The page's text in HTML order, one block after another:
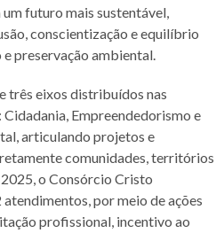
futuro mais sustentável,
conscientização e equilíbrio
preservação ambiental.
três eixos distribuídos nas
Empreendedorismo e
articulando projetos e
comunidades, territórios
o Consórcio Cristo
por meio de ações
profissional, incentivo ao